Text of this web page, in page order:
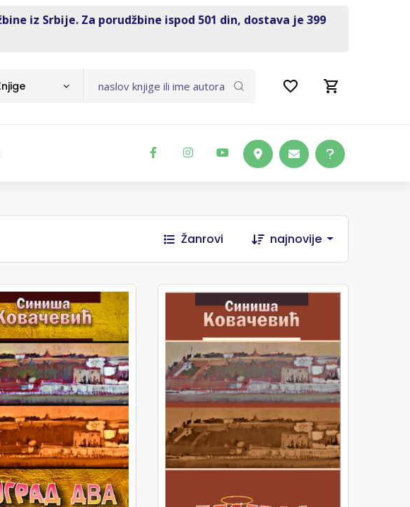
iz Srbije. Za porudžbine ispod 501 din, dostava je 399
Žanrovi najnovije